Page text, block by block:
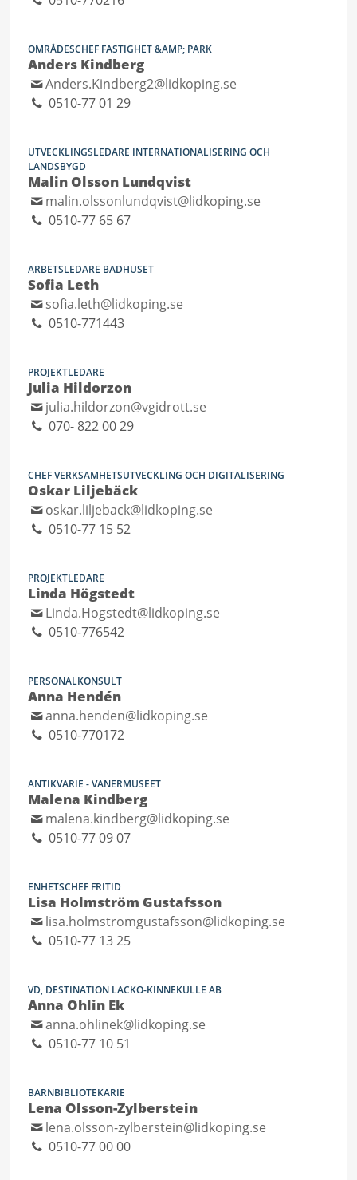
OMRÅDESCHEF FASTIGHET &AMP; PARK
Anders Kindberg
Anders.Kindberg2@lidkoping.se
0510-77 01 29
UTVECKLINGSLEDARE INTERNATIONALISERING OCH
LANDSBYGD
Malin Olsson Lundqvist
malin.olssonlundqvist@lidkoping.se
0510-77 65 67
ARBETSLEDARE BADHUSET
Sofia Leth
sofia.leth@lidkoping.se
0510-771443
PROJEKTLEDARE
Julia Hildorzon
julia.hildorzon@vgidrott.se
070- 822 00 29
CHEF VERKSAMHETSUTVECKLING OCH DIGITALISERING
Oskar Liljebäck
oskar.liljeback@lidkoping.se
0510-77 15 52
PROJEKTLEDARE
Linda Högstedt
Linda.Hogstedt@lidkoping.se
0510-776542
PERSONALKONSULT
Anna Hendén
anna.henden@lidkoping.se
0510-770172
ANTIKVARIE - VÄNERMUSEET
Malena Kindberg
malena.kindberg@lidkoping.se
0510-77 09 07
ENHETSCHEF FRITID
Lisa Holmström Gustafsson
lisa.holmstromgustafsson@lidkoping.se
0510-77 13 25
VD, DESTINATION LÄCKÖ-KINNEKULLE AB
Anna Ohlin Ek
anna.ohlinek@lidkoping.se
0510-77 10 51
BARNBIBLIOTEKARIE
Lena Olsson-Zylberstein
lena.olsson-zylberstein@lidkoping.se
0510-77 00 00